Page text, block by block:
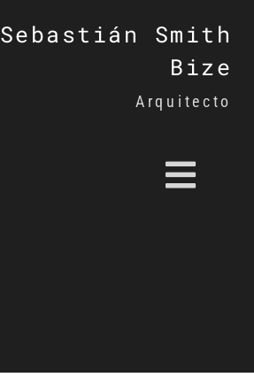
Sebastián Smith
Bize
Arquitecto